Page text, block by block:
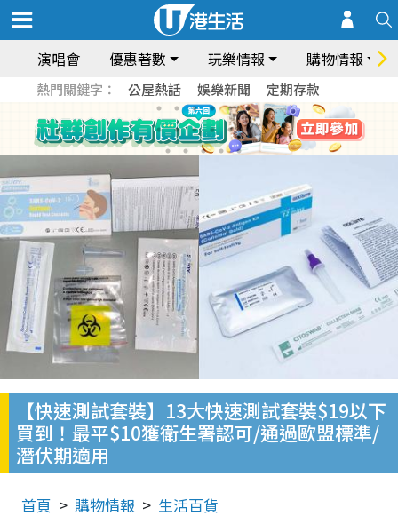
演唱會 優惠著數 玩樂情報 購物情報
熱門關鍵字： 公屋熱話 娛樂新聞 定期存款
【快速測試套裝】13大快速測試套裝$19以下
買到！最平$10獲衛生署認可/通過歐盟標準/
潛伏期適用
首頁 購物情報 生活百貨